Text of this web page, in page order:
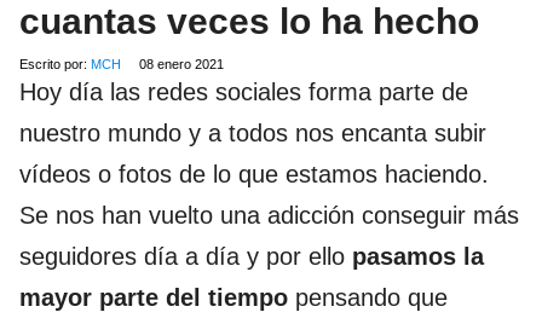
cuantas veces lo ha hecho
Escrito por: MCH 08 enero 2021
Hoy día las redes sociales forma parte de
nuestro mundo y a todos nos encanta subir
vídeos o fotos de lo que estamos haciendo.
Se nos han vuelto una adicción conseguir más
seguidores día a día y por ello pasamos la
mayor parte del tiempo pensando que